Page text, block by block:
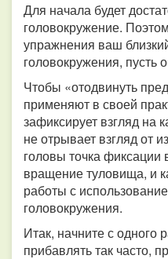
Для начала будет
головокружение.
упражнения ваш
головокружения, пусть
Чтобы «отодвинуть
применяют в своей
зафиксирует взгляд на
не отрывает взгляд от
головы точка фиксации
вращение туловища, и
работы с
головокружения.
Итак, начните с
прибавлять так часто,